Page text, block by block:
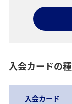
入会カードの
入会カード